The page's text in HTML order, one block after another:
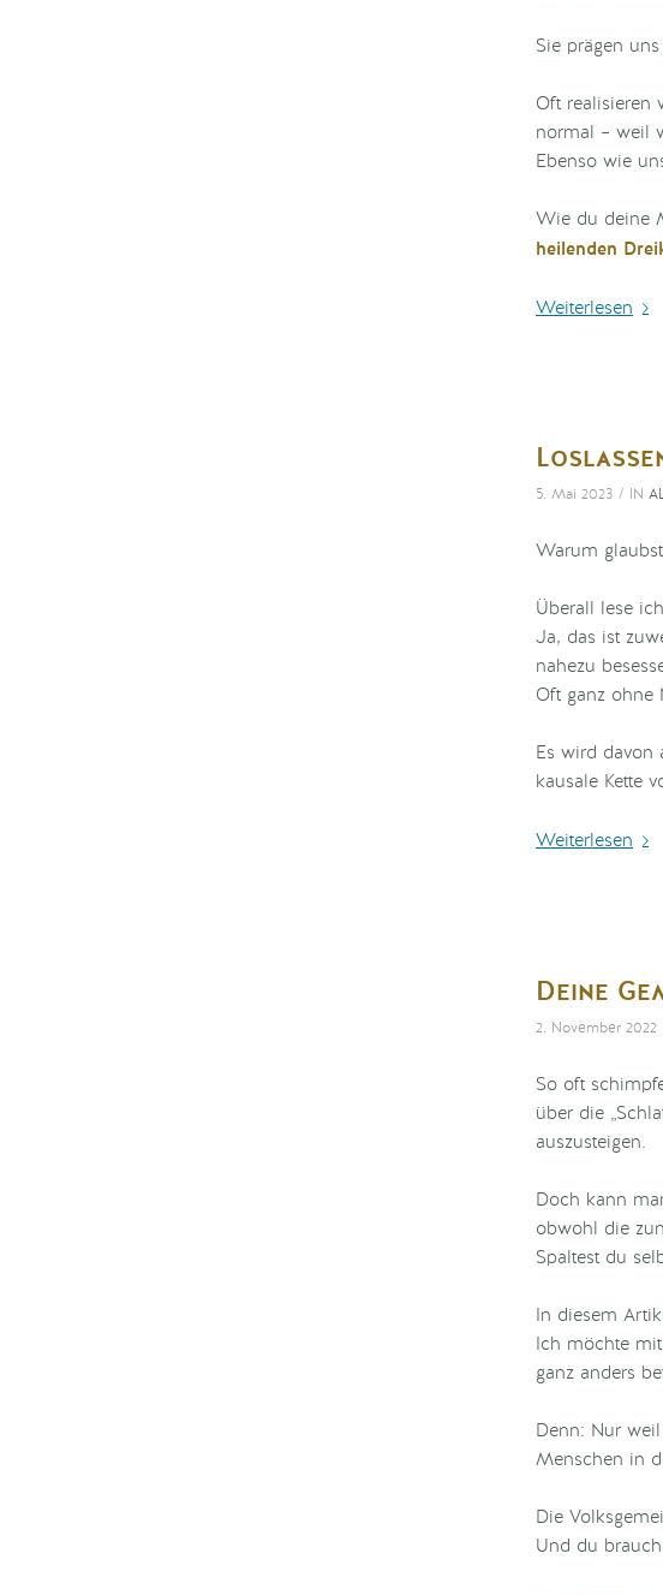
Sie prägen
Oft realisieren
normal – weil
Ebenso wie
Wie du deine
heilenden
Weiterlesen
5. Mai 2023 / IN
Warum
Überall lese
Ja, das ist
nahezu
Oft ganz ohne
Es wird davon
kausale Kette
Weiterlesen
Deine
2. November 2022
So oft
über die
auszusteigen.
Doch kann
obwohl die
Spaltest du
In diesem
Ich möchte
ganz anders
Denn: Nur
Menschen in
Die
Und du